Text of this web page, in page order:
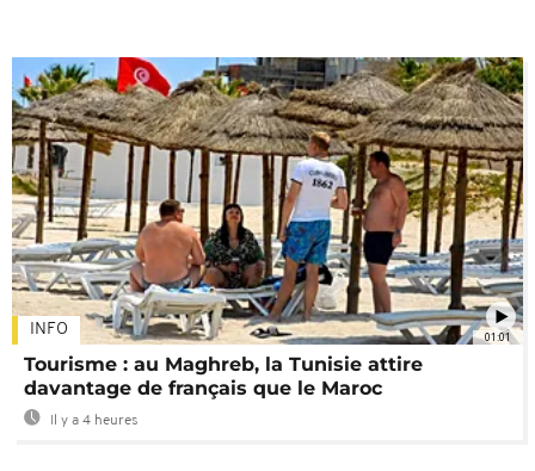
01:01
INFO
Tourisme : au Maghreb, la Tunisie attire
davantage de français que le Maroc
Il y a 4 heures